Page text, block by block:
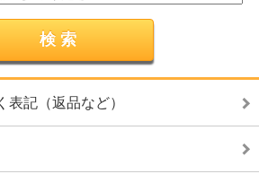
記（返品など）